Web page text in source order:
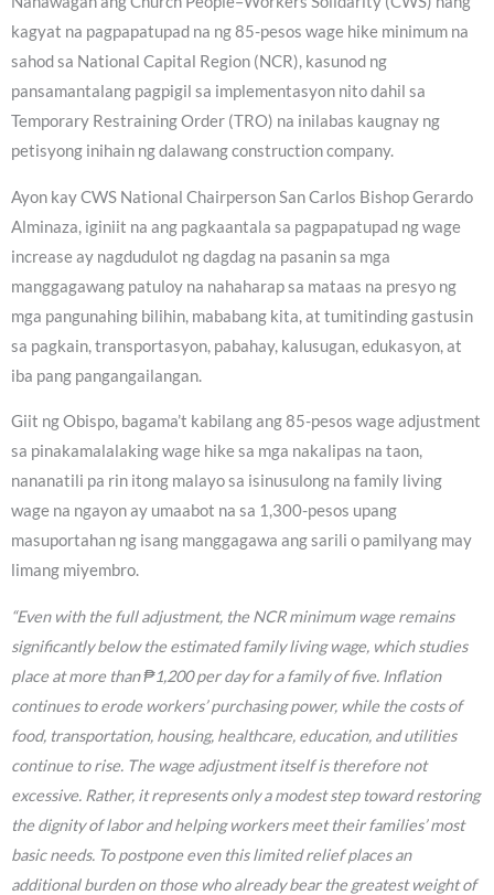
kagyat na pagpapatupad na ng 85-pesos wage hike minimum na
sahod sa National Capital Region (NCR), kasunod ng
pansamantalang pagpigil sa implementasyon nito dahil sa
Temporary Restraining Order (TRO) na inilabas kaugnay ng
petisyong inihain ng dalawang construction company.
Ayon kay CWS National Chairperson San Carlos Bishop Gerardo
Alminaza, iginiit na ang pagkaantala sa pagpapatupad ng wage
increase ay nagdudulot ng dagdag na pasanin sa mga
manggagawang patuloy na nahaharap sa mataas na presyo ng
mga pangunahing bilihin, mababang kita, at tumitinding gastusin
sa pagkain, transportasyon, pabahay, kalusugan, edukasyon, at
iba pang pangangailangan.
Giit ng Obispo, bagama’t kabilang ang 85-pesos wage adjustment
sa pinakamalalaking wage hike sa mga nakalipas na taon,
nananatili pa rin itong malayo sa isinusulong na family living
wage na ngayon ay umaabot na sa 1,300-pesos upang
masuportahan ng isang manggagawa ang sarili o pamilyang may
limang miyembro.
“Even with the full adjustment, the NCR minimum wage remains
significantly below the estimated family living wage, which studies
place at more than ₱1,200 per day for a family of five. Inflation
continues to erode workers’ purchasing power, while the costs of
food, transportation, housing, healthcare, education, and utilities
continue to rise. The wage adjustment itself is therefore not
excessive. Rather, it represents only a modest step toward restoring
the dignity of labor and helping workers meet their families’ most
basic needs. To postpone even this limited relief places an
additional burden on those who already bear the greatest weight of